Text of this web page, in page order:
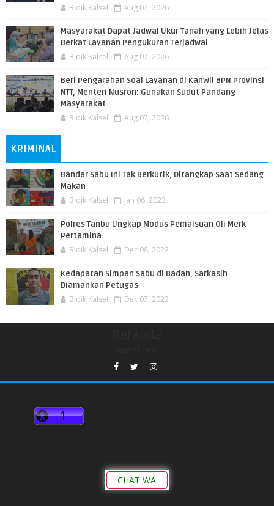
Bidik Kalsel Aug 07, 2026
Masyarakat Dapat Jadwal Ukur Tanah yang Lebih Jelas
Berkat Layanan Pengukuran Terjadwal
Bidik Kalsel Aug 07, 2026
Beri Pengarahan Soal Layanan di Kanwil BPN Provinsi
NTT, Menteri Nusron: Gunakan Sudut Pandang
Masyarakat
Bidik Kalsel Aug 07, 2026
KRIMINAL
Bandar Sabu Ini Tak Berkutik, Ditangkap Saat Sedang
Makan
Bidik Kalsel Jan 06, 2023
Polres Tanbu Ungkap Modus Pemalsuan Oli Merk
Pertamina
Bidik Kalsel Dec 08, 2022
Kedapatan Simpan Sabu di Badan, Sarkasih
Diamankan Petugas
Bidik Kalsel Dec 07, 2022
CHAT WA